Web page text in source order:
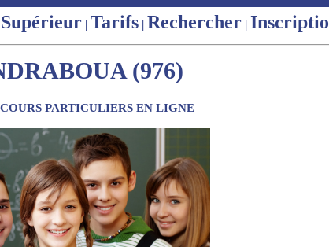
Supérieur | Tarifs | Rechercher |
(976)
PARTICULIERS EN LIGNE